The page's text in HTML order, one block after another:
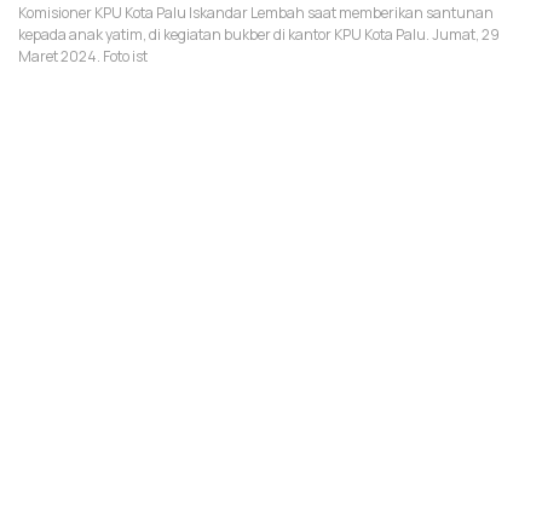
Komisioner KPU Kota Palu Iskandar Lembah saat memberikan santunan
kepada anak yatim, di kegiatan bukber di kantor KPU Kota Palu. Jumat, 29
Maret 2024. Foto ist